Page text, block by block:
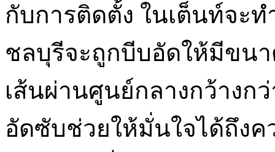
กับการติดตั้ง ในเต็นท์จะ
ชลบุรีจะถูกบีบอัดให้มีขน
เส้นผ่านศูนย์กลางกว้างก
อัดซับช่วยให้มั่นใจได้ถึงค